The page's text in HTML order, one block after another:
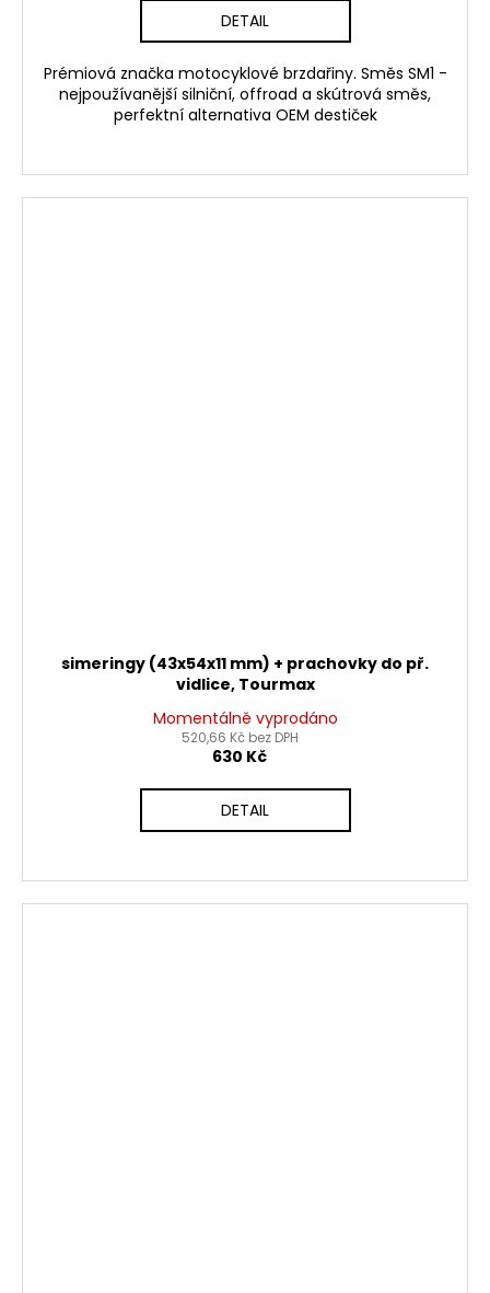
DETAIL
Prémiová značka motocyklové brzdařiny. Směs SM1 -
nejpoužívanější silniční, offroad a skútrová směs,
perfektní alternativa OEM destiček
simeringy (43x54x11 mm) + prachovky do př.
vidlice, Tourmax
Momentálně vyprodáno
520,66 Kč bez DPH
630 Kč
DETAIL